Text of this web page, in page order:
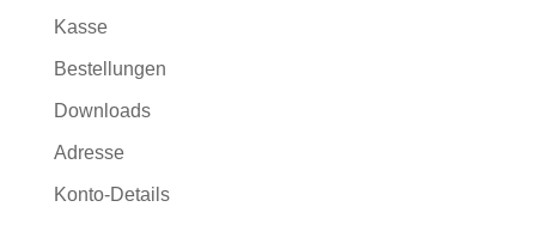
Kasse
Bestellungen
Downloads
Adresse
Konto-Details